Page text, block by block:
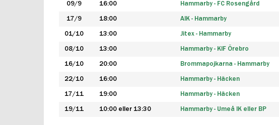
09/9 16:00 Hammarby - FC Rosengård
17/9 18:00 AIK - Hammarby
01/10 13:00 Jitex - Hammarby
08/10 13:00 Hammarby - KIF Örebro
16/10 20:00 Brommapojkarna - Hammarby
22/10 16:00 Hammarby - Häcken
17/11 19:00 Hammarby - Häcken
19/11 10:00 eller 13:30 Hammarby - Umeå IK eller BP